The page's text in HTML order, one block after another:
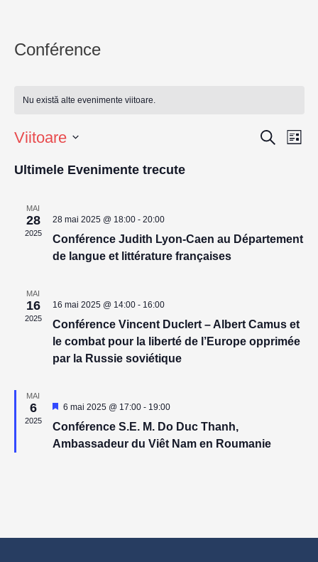
Conférence
Nu există alte evenimente viitoare.
și
Caută
Listă
Viitoare
data.
Ultimele Evenimente trecute
MAI
28
2025
28 mai 2025 @ 18:00- 20:00
Conférence Judith Lyon-Caen au Département
de langue et littérature françaises
MAI
16
2025
16 mai 2025 @ 14:00- 16:00
Conférence Vincent Duclert – Albert Camus et
le combat pour la liberté de l’Europe opprimée
par la Russie soviétique
MAI
6
2025
Reprezentativ
6 mai 2025 @ 17:00- 19:00
Conférence S.E. M. Do Duc Thanh,
Ambassadeur du Viêt Nam en Roumanie